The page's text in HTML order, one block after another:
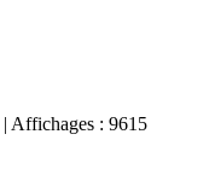
| Affichages : 9615